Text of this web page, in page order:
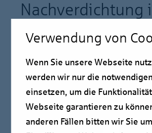
Nachverdichtung
Pressmitteilung
Verwendung von
Wenn Sie unsere Webseite
werden wir nur die
einsetzen, um die
Webseite garantieren zu
anderen Fällen bitten wir Sie